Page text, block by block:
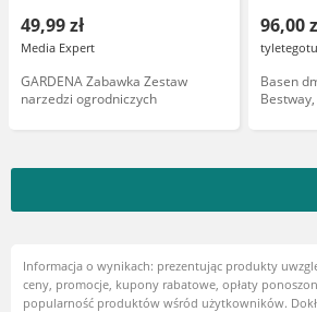
49,99 zł
Media Expert
GARDENA Zabawka Zestaw
narzedzi ogrodniczych
96,00
Basen
Informacja o wynikach: prezentując produkty
ceny, promocje, kupony rabatowe, opłaty
popularność produktów wśród użytkowników.